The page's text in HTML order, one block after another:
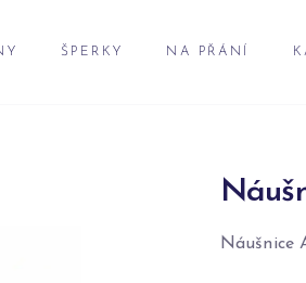
ŠPERKY NA PŘÁNÍ
Náušnice